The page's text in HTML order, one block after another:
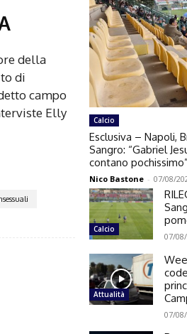
della
di
campo
Elly
Calcio
Esclusiva – Napoli,
Sangro: “Gabriel
contano pochissimo”
Nico Bastone - 07/08/
Calcio
07/
Attualità
07/